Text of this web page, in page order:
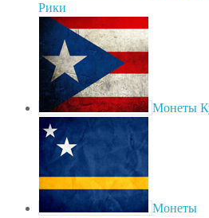
Рики
Монеты
Монеты